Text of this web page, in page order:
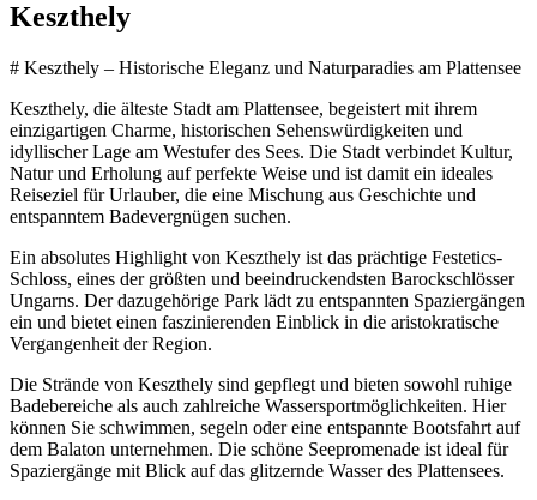
Keszthely
# Keszthely – Historische Eleganz und Naturparadies am Plattensee
Keszthely, die älteste Stadt am Plattensee, begeistert mit ihrem
einzigartigen Charme, historischen Sehenswürdigkeiten und
idyllischer Lage am Westufer des Sees. Die Stadt verbindet Kultur,
Natur und Erholung auf perfekte Weise und ist damit ein ideales
Reiseziel für Urlauber, die eine Mischung aus Geschichte und
entspanntem Badevergnügen suchen.
Ein absolutes Highlight von Keszthely ist das prächtige Festetics-
Schloss, eines der größten und beeindruckendsten Barockschlösser
Ungarns. Der dazugehörige Park lädt zu entspannten Spaziergängen
ein und bietet einen faszinierenden Einblick in die aristokratische
Vergangenheit der Region.
Die Strände von Keszthely sind gepflegt und bieten sowohl ruhige
Badebereiche als auch zahlreiche Wassersportmöglichkeiten. Hier
können Sie schwimmen, segeln oder eine entspannte Bootsfahrt auf
dem Balaton unternehmen. Die schöne Seepromenade ist ideal für
Spaziergänge mit Blick auf das glitzernde Wasser des Plattensees.